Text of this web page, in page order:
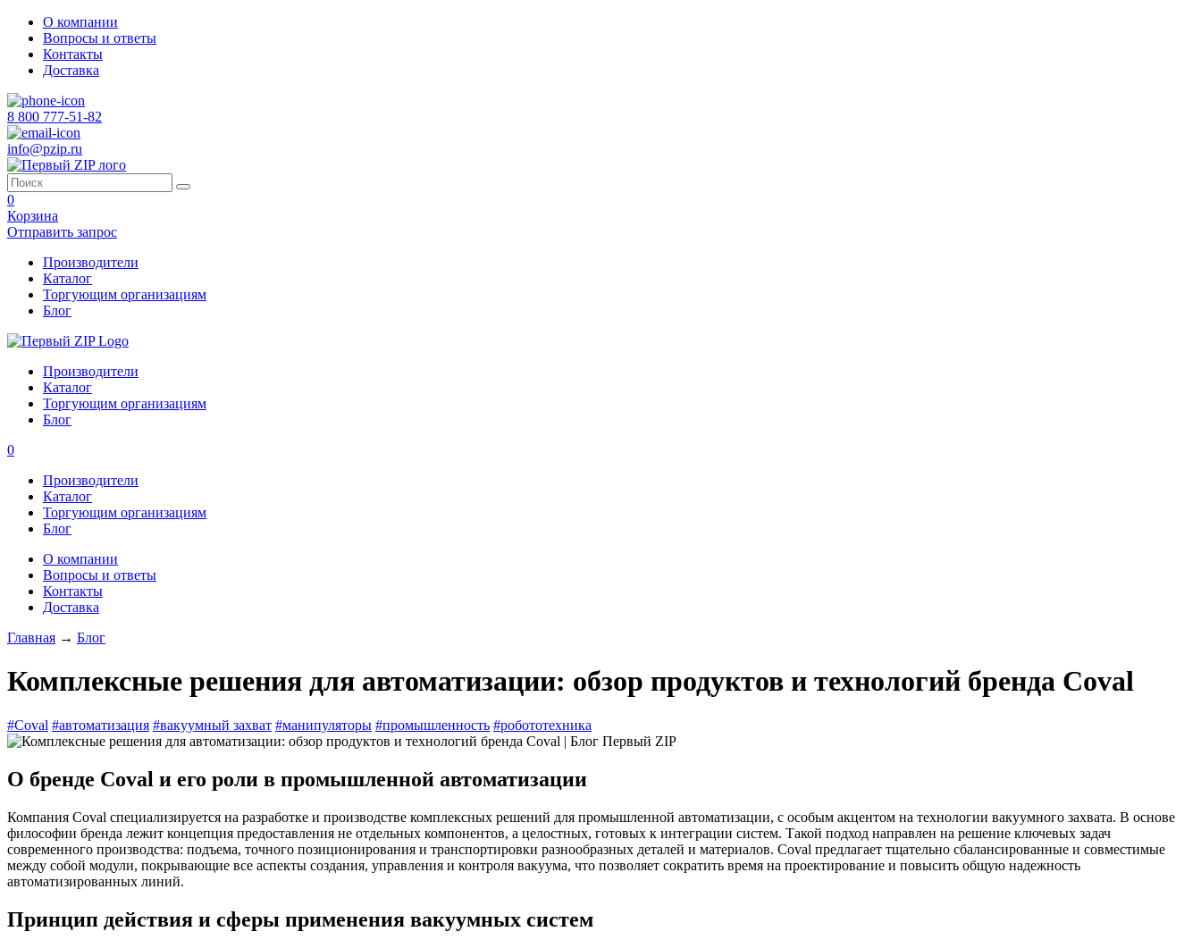
О компании
Вопросы и ответы
Контакты
Доставка
8 800 777-51-82
info@pzip.ru
0
Корзина
Отправить запрос
Производители
Каталог
Торгующим организациям
Блог
Производители
Каталог
Торгующим организациям
Блог
0
Производители
Каталог
Торгующим организациям
Блог
О компании
Вопросы и ответы
Контакты
Доставка
Главная → Блог
Комплексные решения для автоматизации: обзор продуктов и технологий бренда Coval
#Coval #автоматизация #вакуумный захват #манипуляторы #промышленность #робототехника
О бренде Coval и его роли в промышленной автоматизации
Компания Coval специализируется на разработке и производстве комплексных решений для промышленной автоматизации, с особым акцентом на технологии вакуумного захвата. В основе
философии бренда лежит концепция предоставления не отдельных компонентов, а целостных, готовых к интеграции систем. Такой подход направлен на решение ключевых задач
современного производства: подъема, точного позиционирования и транспортировки разнообразных деталей и материалов. Coval предлагает тщательно сбалансированные и совместимые
между собой модули, покрывающие все аспекты создания, управления и контроля вакуума, что позволяет сократить время на проектирование и повысить общую надежность
автоматизированных линий.
Принцип действия и сферы применения вакуумных систем